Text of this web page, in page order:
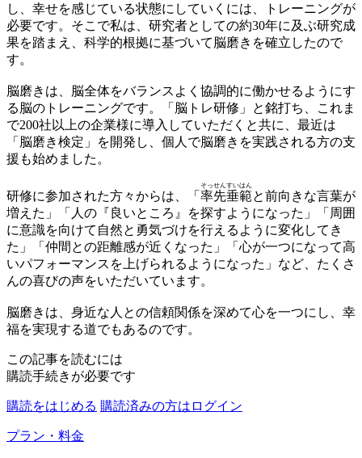
し、幸せを感じている状態にしていくには、トレーニングが
必要です。そこで私は、研究者としての約30年に及ぶ研究成
果を踏まえ、科学的根拠に基づいて脳磨きを確立したので
す。
脳磨きは、脳全体をバランスよく協調的に働かせるようにす
る脳のトレーニングです。「脳トレ研修」と銘打ち、これま
で200社以上の企業様に導入していただくと共に、最近は
「脳磨き検定」を開発し、個人で脳磨きを実践される方の支
援も始めました。
研修に参加された方々からは、「 率
そっ
先
せん
垂
すい
範
はん
と前向きな言葉が
増えた」「人の『良いところ』を探すようになった」「周囲
に意識を向けて自然と勇気づけを行えるように変化してき
た」「仲間との距離感が近くなった」「心が一つになって高
いパフォーマンスを上げられるようになった」など、たくさ
んの喜びの声をいただいています。
脳磨きは、身近な人との信頼関係を深めて心を一つにし、幸
福を実現する道でもあるのです。
この記事を読むには
購読手続きが必要です
購読をはじめる 購読済みの方はログイン
プラン・料金